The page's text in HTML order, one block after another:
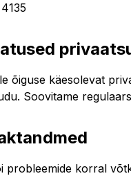
õiguse käesolevat
Soovitame
probleemide korral